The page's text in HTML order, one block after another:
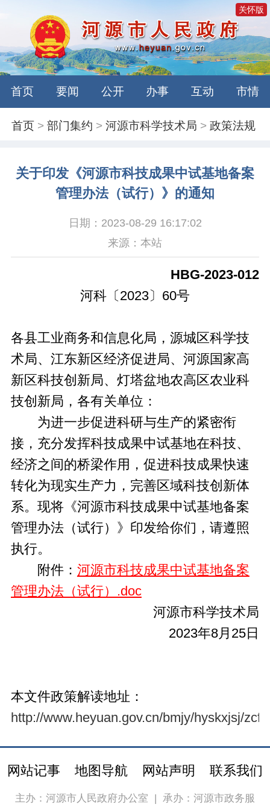
关怀版
首页 要闻 公开 办事 互动 市情
首页 >部门集约 >河源市科学技术局 >政策法规
关于印发《河源市科技成果中试基地备案
管理办法（试行）》的通知
日期：2023-08-29 16:17:02
来源：本站
HBG-2023-012
河科〔2023〕60号
各县工业商务和信息化局，源城区科学技
术局、江东新区经济促进局、河源国家高
新区科技创新局、灯塔盆地农高区农业科
技创新局，各有关单位：
为进一步促进科研与生产的紧密衔
接，充分发挥科技成果中试基地在科技、
经济之间的桥梁作用，促进科技成果快速
转化为现实生产力，完善区域科技创新体
系。现将《河源市科技成果中试基地备案
管理办法（试行）》印发给你们，请遵照
执行。
附件： 河源市科技成果中试基地备案
管理办法（试行）.doc
河源市科学技术局
2023年8月25日
本文件政策解读地址：
http://www.heyuan.gov.cn/bmjy/hyskxjsj/
网站记事 地图导航 网站声明 联系我们
主办：河源市人民政府办公室 | 承办：河源市政务服